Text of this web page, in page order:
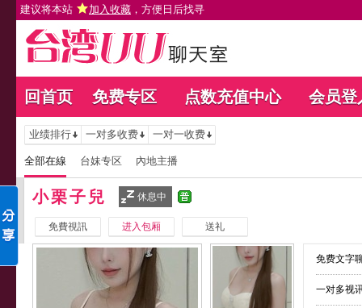
建议将本站 加入收藏 ，方便日后找寻
回首页 免费专区 点数充值中心 会员登
业绩排行 一对多收费 一对一收费
全部在線 台妹专区 內地主播
小栗子兒 休息中
免費視訊 进入包厢 送礼
免费文字
一对多视